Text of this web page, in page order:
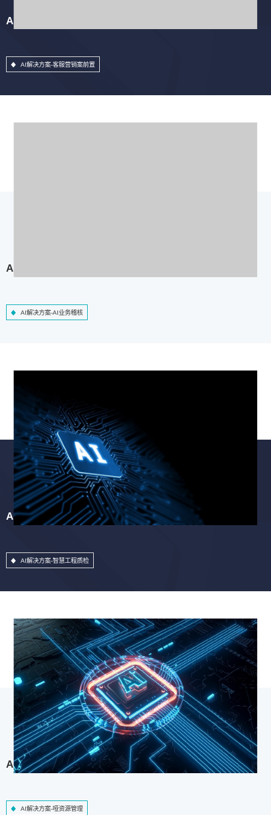
AI解决方案-客服营销案前置
AI解决方案-客服营销案前置
AI解决方案-AI业务稽核
AI解决方案-AI业务稽核
AI解决方案-智慧工程质检
AI解决方案-智慧工程质检
AI解决方案-哑资源管理
AI解决方案-哑资源管理